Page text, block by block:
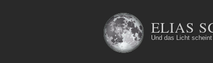
Inhalt
springen
ELIAS
Und das Licht